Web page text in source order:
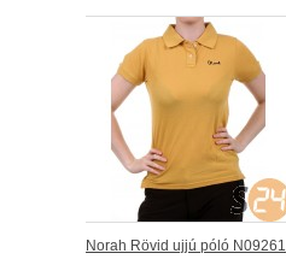
Norah Rövid ujjú póló N09261